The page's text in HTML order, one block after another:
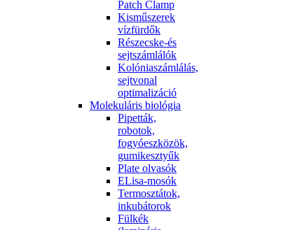
Patch Clamp
Kisműszerek
vízfürdők
Részecske-és
sejtszámlálók
Kolóniaszámlálás,
sejtvonal
optimalizáció
Molekuláris biológia
Pipetták,
robotok,
fogyóeszközök,
gumikesztyűk
Plate olvasók
ELisa-mosók
Termosztátok,
inkubátorok
Fülkék